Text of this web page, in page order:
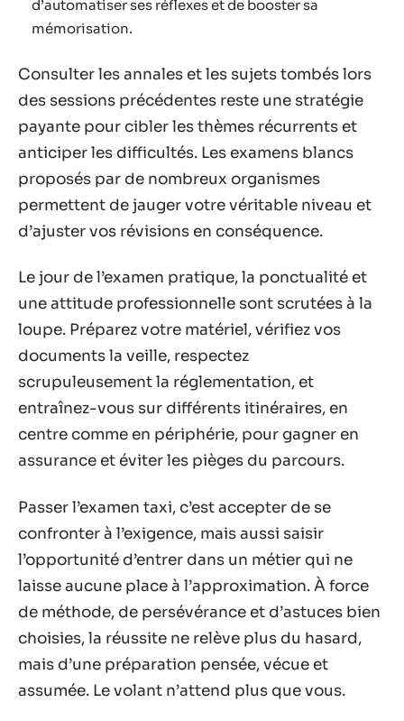
d’automatiser ses réflexes et de booster sa
mémorisation.
Consulter les annales et les sujets tombés lors
des sessions précédentes reste une stratégie
payante pour cibler les thèmes récurrents et
anticiper les difficultés. Les examens blancs
proposés par de nombreux organismes
permettent de jauger votre véritable niveau et
d’ajuster vos révisions en conséquence.
Le jour de l’examen pratique, la ponctualité et
une attitude professionnelle sont scrutées à la
loupe. Préparez votre matériel, vérifiez vos
documents la veille, respectez
scrupuleusement la réglementation, et
entraînez-vous sur différents itinéraires, en
centre comme en périphérie, pour gagner en
assurance et éviter les pièges du parcours.
Passer l’examen taxi, c’est accepter de se
confronter à l’exigence, mais aussi saisir
l’opportunité d’entrer dans un métier qui ne
laisse aucune place à l’approximation. À force
de méthode, de persévérance et d’astuces bien
choisies, la réussite ne relève plus du hasard,
mais d’une préparation pensée, vécue et
assumée. Le volant n’attend plus que vous.